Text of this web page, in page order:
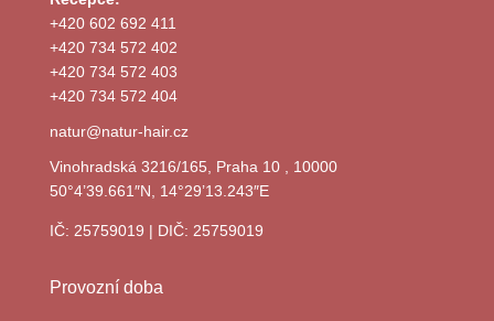
+420 602 692 411
+420 734 572 402
+420 734 572 403
+420 734 572 404
natur@natur-hair.cz
Vinohradská 3216/165, Praha 10 , 10000
50°4’39.661″N, 14°29’13.243″E
IČ: 25759019 | DIČ: 25759019
Provozní doba